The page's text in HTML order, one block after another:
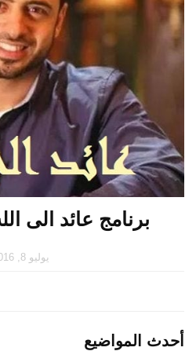
برنامج عائد الى
يوليو 8, 2016
أحدث المواضيع